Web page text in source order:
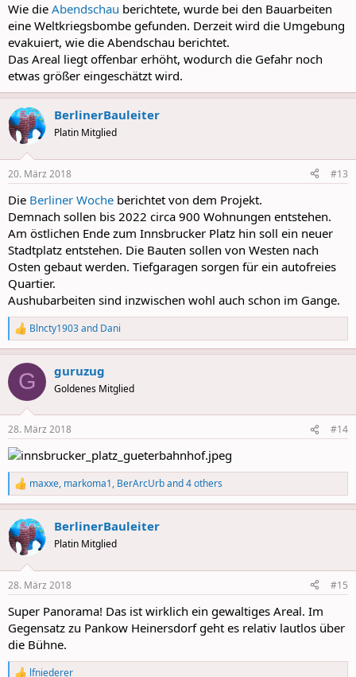
Wie die Abendschau berichtete, wurde bei den Bauarbeiten
eine Weltkriegsbombe gefunden. Derzeit wird die Umgebung
evakuiert, wie die Abendschau berichtet.
Das Areal liegt offenbar erhöht, wodurch die Gefahr noch
etwas größer eingeschätzt wird.
BerlinerBauleiter
Platin Mitglied
20. März 2018 #13
Die Berliner Woche berichtet von dem Projekt.
Demnach sollen bis 2022 circa 900 Wohnungen entstehen.
Am östlichen Ende zum Innsbrucker Platz hin soll ein neuer
Stadtplatz entstehen. Die Bauten sollen von Westen nach
Osten gebaut werden. Tiefgaragen sorgen für ein autofreies
Quartier.
Aushubarbeiten sind inzwischen wohl auch schon im Gange.
R
e
a
c
i
s
:
Blncty1903and Dani
G guruzug
Goldenes Mitglied
28. März 2018 #14
R
e
a
c
t
i
s
maxxe, markoma1, BerArcUrband 4 others
BerlinerBauleiter
Platin Mitglied
28. März 2018 #15
Super Panorama! Das ist wirklich ein gewaltiges Areal. Im
Gegensatz zu Pankow Heinersdorf geht es relativ lautlos über
die Bühne.
lfniederer